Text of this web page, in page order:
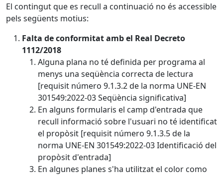
El contingut que es recull a continuació no és accessible
pels següents motius:
Falta de conformitat amb el Real Decreto
1112/2018
Alguna plana no té definida per programa al
menys una seqüència correcta de lectura
[requisit número 9.1.3.2 de la norma UNE-EN
301549:2022-03 Seqüència significativa]
En alguns formularis el camp d'entrada que
recull informació sobre l'usuari no té identificat
el propòsit [requisit número 9.1.3.5 de la
norma UNE-EN 301549:2022-03 Identificació del
propòsit d'entrada]
En algunes planes s'ha utilitzat el color como